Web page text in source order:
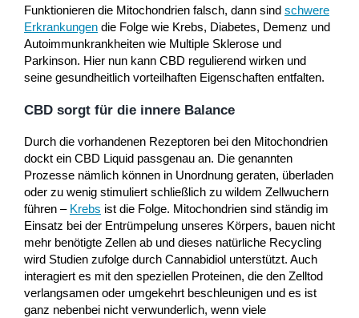
Funktionieren die Mitochondrien falsch, dann sind schwere
Erkrankungen die Folge wie Krebs, Diabetes, Demenz und
Autoimmunkrankheiten wie Multiple Sklerose und
Parkinson. Hier nun kann CBD regulierend wirken und
seine gesundheitlich vorteilhaften Eigenschaften entfalten.
CBD sorgt für die innere Balance
Durch die vorhandenen Rezeptoren bei den Mitochondrien
dockt ein CBD Liquid passgenau an. Die genannten
Prozesse nämlich können in Unordnung geraten, überladen
oder zu wenig stimuliert schließlich zu wildem Zellwuchern
führen – Krebs ist die Folge. Mitochondrien sind ständig im
Einsatz bei der Entrümpelung unseres Körpers, bauen nicht
mehr benötigte Zellen ab und dieses natürliche Recycling
wird Studien zufolge durch Cannabidiol unterstützt. Auch
interagiert es mit den speziellen Proteinen, die den Zelltod
verlangsamen oder umgekehrt beschleunigen und es ist
ganz nebenbei nicht verwunderlich, wenn viele